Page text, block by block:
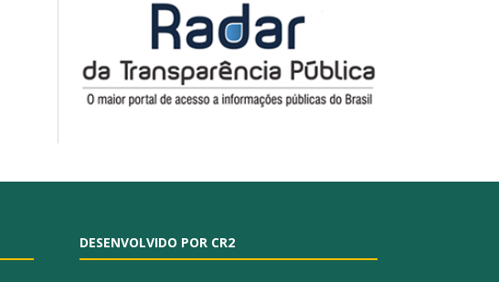
DESENVOLVIDO POR CR2